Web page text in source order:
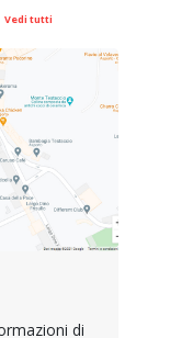
Vedi tutti
di